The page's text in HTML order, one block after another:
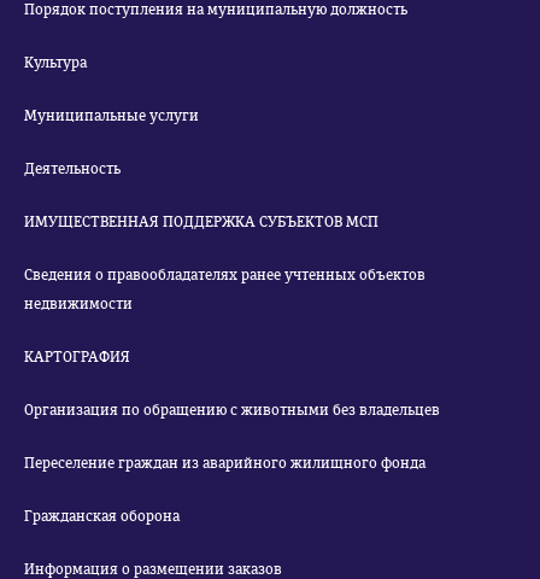
Порядок поступления на муниципальную должность
Культура
Муниципальные услуги
Деятельность
ИМУЩЕСТВЕННАЯ ПОДДЕРЖКА СУБЪЕКТОВ МСП
Сведения о правообладателях ранее учтенных объектов
недвижимости
КАРТОГРАФИЯ
Организация по обращению с животными без владельцев
Переселение граждан из аварийного жилищного фонда
Гражданская оборона
Информация о размещении заказов